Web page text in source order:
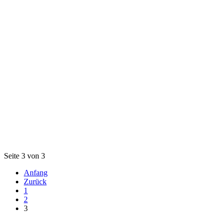
Seite 3 von 3
Anfang
Zurück
1
2
3